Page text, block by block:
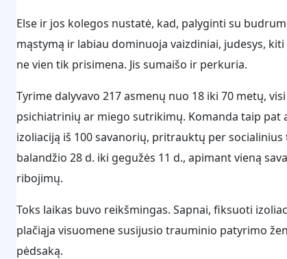
Else ir jos kolegos nustatė, kad, palyginti su
mąstymą ir labiau dominuoja vaizdiniai, judesys,
ne vien tik prisimena. Jis sumaišo ir perkuria.
Tyrime dalyvavo 217 asmenų nuo 18 iki 70 metų,
psichiatrinių ar miego sutrikimų. Komanda taip pat
izoliaciją iš 100 savanorių, pritrauktų per
balandžio 28 d. iki gegužės 11 d., apimant vieną
ribojimų.
Toks laikas buvo reikšmingas. Sapnai, fiksuoti
plačiąja visuomene susijusio trauminio patyrimo
pėdsaką.